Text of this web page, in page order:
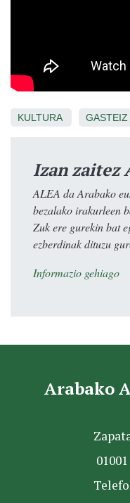
KULTURA GASTEIZ
Izan zaitez
ALEA da Arabako
bezalako irakurleen
Zuk ere gurekin bat
ezberdinak dituzu
Informazio gehiago
Arabako